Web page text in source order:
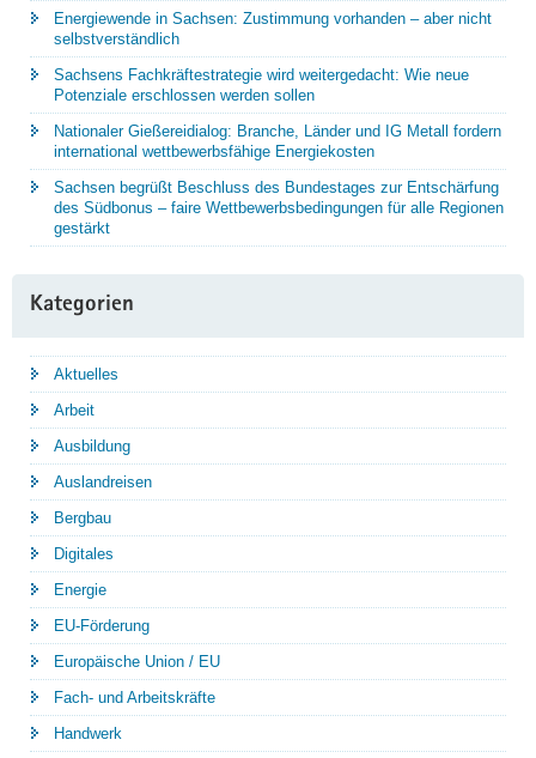
Energiewende in Sachsen: Zustimmung vorhanden – aber nicht
selbstverständlich
Sachsens Fachkräftestrategie wird weitergedacht: Wie neue
Potenziale erschlossen werden sollen
Nationaler Gießereidialog: Branche, Länder und IG Metall fordern
international wettbewerbsfähige Energiekosten
Sachsen begrüßt Beschluss des Bundestages zur Entschärfung
des Südbonus – faire Wettbewerbsbedingungen für alle Regionen
gestärkt
Kategorien
Aktuelles
Arbeit
Ausbildung
Auslandreisen
Bergbau
Digitales
Energie
EU-Förderung
Europäische Union / EU
Fach- und Arbeitskräfte
Handwerk